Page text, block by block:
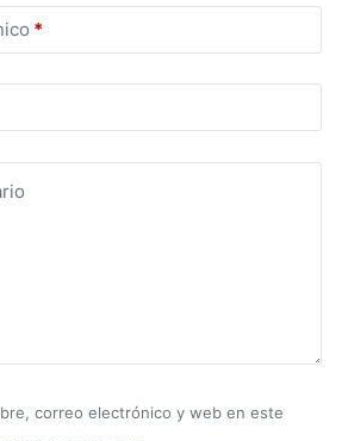
*
correo electrónico y web en este